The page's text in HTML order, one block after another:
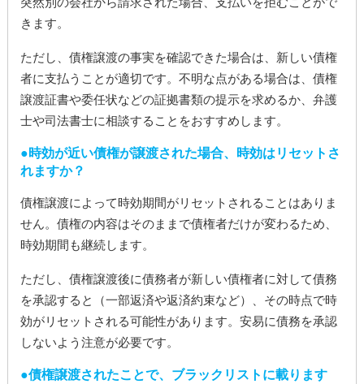
きます。
ただし、債権譲渡の事実を確認できた場合は、新しい債権
者に支払うことが適切です。不明な点がある場合は、債権
譲渡証書や委任状などの証拠書類の提示を求めるか、弁護
士や司法書士に相談することをおすすめします。
時効が近い債権が譲渡された場合、時効はリセットさ
れますか？
債権譲渡によって時効期間がリセットされることはありま
せん。債権の内容はそのままで債権者だけが変わるため、
時効期間も継続します。
ただし、債権譲渡後に債務者が新しい債権者に対して債務
を承認すると（一部返済や返済約束など）、その時点で時
効がリセットされる可能性があります。安易に債務を承認
しないよう注意が必要です。
債権譲渡されたことで、ブラックリストに載ります